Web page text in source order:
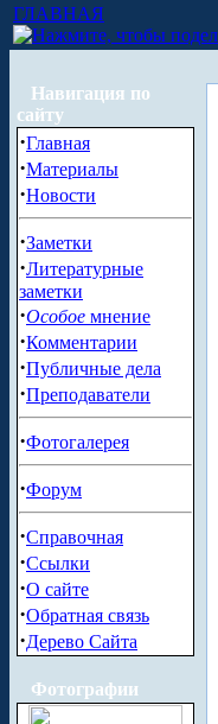
ГЛАВНАЯ
Навигация по
сайту
·Главная
·Материалы
·Новости
·Заметки
·Литературные
заметки
·Особое мнение
·Комментарии
·Публичные дела
·Преподаватели
·Фотогалерея
·Форум
·Справочная
·Ссылки
·О сайте
·Обратная связь
·Дерево Сайта
Фотографии